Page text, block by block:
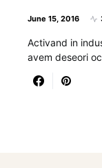
June 15, 2016
Activand in
avem deseori